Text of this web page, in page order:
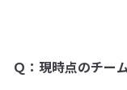
Ｑ：現時点のチー